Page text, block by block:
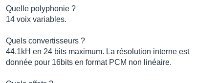
Quelle polyphonie ?
14 voix variables.
Quels convertisseurs ?
44.1kH en 24 bits maximum. La résolution interne est
donnée pour 16bits en format PCM non linéaire.